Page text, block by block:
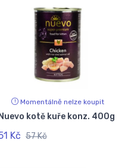
Momentálně nelze koupit
Nuevo kotě kuře konz. 400g
Kč 57 Kč